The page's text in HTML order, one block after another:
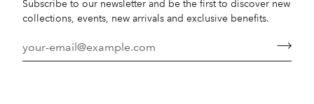
Subscribe to our newsletter and be the first to discover new
collections, events, new arrivals and exclusive benefits.